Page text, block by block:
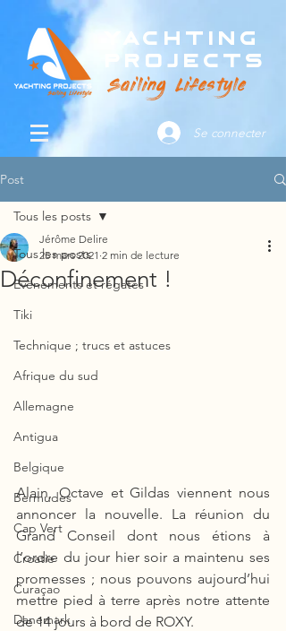
Yachting
Projects
Sailing Lifestyle
Se connecter
Post
Tous les posts
Evènements et régates
Tiki
Technique ; trucs et astuces
Afrique du sud
Allemagne
Antigua
Belgique
Bermudes
Cap Vert
Croatie
Curaçao
Danemark
Tous les posts
Déconfinement !
Jérôme Delire
25 mars 2021 2 min de lecture
Alain, Octave et Gildas viennent nous
annoncer la nouvelle. La réunion du
Grand Conseil dont nous étions à
l’ordre du jour hier soir a maintenu ses
promesses ; nous pouvons aujourd’hui
mettre pied à terre après notre attente
de 14 jours à bord de ROXY.